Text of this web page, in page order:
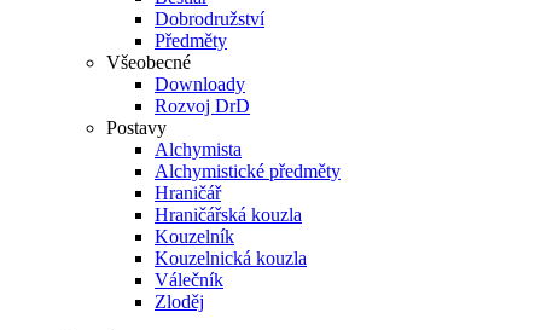
Dobrodružství
Předměty
Všeobecné
Downloady
Rozvoj DrD
Postavy
Alchymista
Alchymistické předměty
Hraničář
Hraničářská kouzla
Kouzelník
Kouzelnická kouzla
Válečník
Zloděj